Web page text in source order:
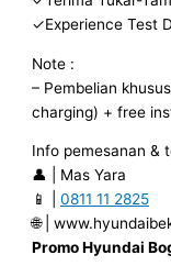
✓Experience Test
Note :
– Pembelian
charging) + free
Info pemesanan &
👤 | Mas Yara
📱 |0811 11 2825
🌐 |
Promo Hyundai